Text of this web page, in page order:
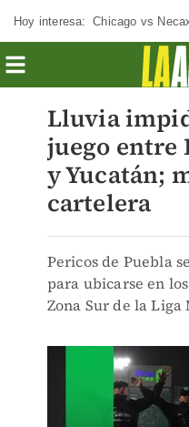
Hoy interesa: Chicago vs
Lluvia
juego entre
y Yucatán;
cartelera
Pericos de Puebla
para ubicarse en
Zona Sur de la